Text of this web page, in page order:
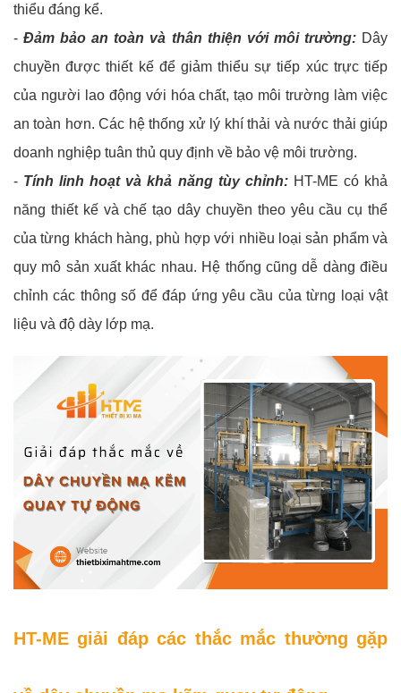
thiểu đáng kể.
-Đảm bảo an toàn và thân thiện với môi trường:Dây
chuyền được thiết kế để giảm thiểu sự tiếp xúc trực tiếp
của người lao động với hóa chất, tạo môi trường làm việc
an toàn hơn. Các hệ thống xử lý khí thải và nước thải giúp
doanh nghiệp tuân thủ quy định về bảo vệ môi trường.
- Tính linh hoạt và khả năng tùy chỉnh:HT-ME có khả
năng thiết kế và chế tạo dây chuyền theo yêu cầu cụ thể
của từng khách hàng, phù hợp với nhiều loại sản phẩm và
quy mô sản xuất khác nhau. Hệ thống cũng dễ dàng điều
chỉnh các thông số để đáp ứng yêu cầu của từng loại vật
liệu và độ dày lớp mạ.
HT-ME giải đáp các thắc mắc thường gặp